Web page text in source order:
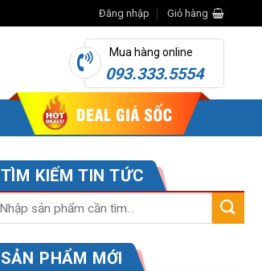
Đăng nhập Giỏ hàng
Mua hàng online
093.333.5554
TÌM KIẾM TIN TỨC
SẢN PHẨM MỚI